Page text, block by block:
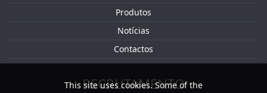
Produtos
Notícias
Contactos
RECRUTAMENTO
This site uses cookies. Some of the